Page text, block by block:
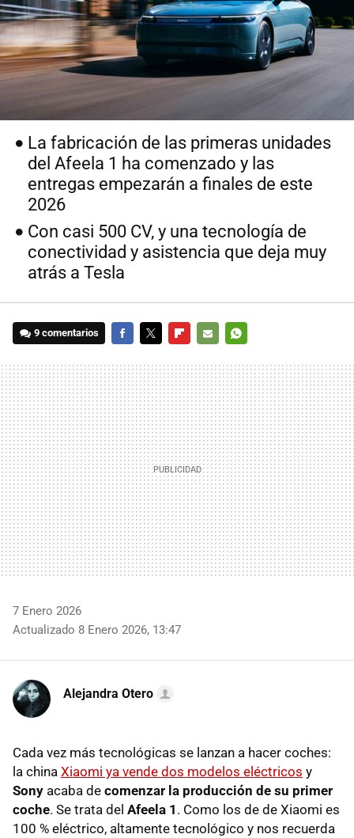
La fabricación de las primeras unidades
del Afeela 1 ha comenzado y las
entregas empezarán a finales de este
2026
Con casi 500 CV, y una tecnología de
conectividad y asistencia que deja muy
atrás a Tesla
9 comentarios
MAIL
7 Enero 2026
Actualizado 8 Enero 2026, 13:47
Alejandra Otero
Cada vez más tecnológicas se lanzan a hacer coches:
la china Xiaomi ya vende dos modelos eléctricos y
Sony acaba de comenzar la producción de su primer
coche. Se trata del Afeela 1 . Como los de de Xiaomi es
100 % eléctrico, altamente tecnológico y nos recuerda